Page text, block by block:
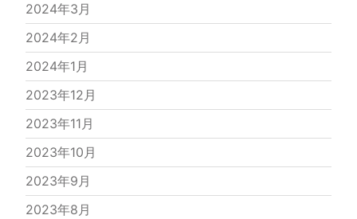
2024年3月
2024年2月
2024年1月
2023年12月
2023年11月
2023年10月
2023年9月
2023年8月